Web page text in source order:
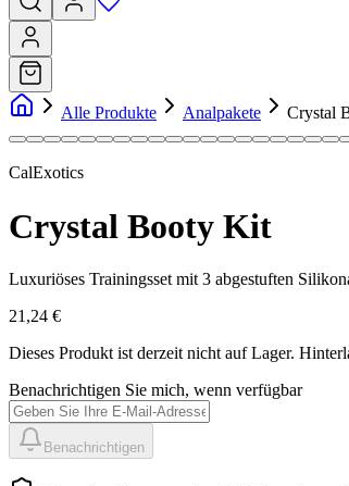
Alle Produkte Analpakete Crystal
CalExotics
Crystal Booty Kit
Luxuriöses Trainingsset mit 3 abgestuften
21,24 €
Dieses Produkt ist derzeit nicht auf Lager.
Benachrichtigen Sie mich, wenn verfügbar
Benachrichtigen